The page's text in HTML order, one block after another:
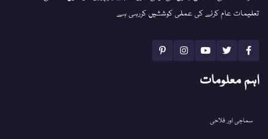
تعلیمات عام کرنے کی عملی کوششیں کررہی ہے
اہم معلومات
سماجی اور فلاحی